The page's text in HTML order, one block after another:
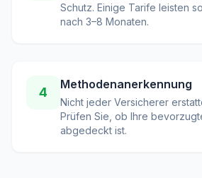
Schutz. Einige Tarife leisten
nach 3–8 Monaten.
4
Methodenanerkennung
Nicht jeder Versicherer
Prüfen Sie, ob Ihre
abgedeckt ist.